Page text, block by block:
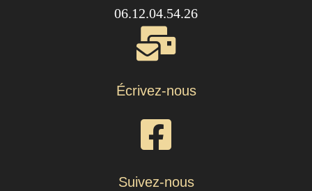
06.12.04.54.26
Écrivez-nous
Suivez-nous